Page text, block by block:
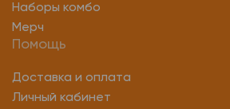
Наборы комбо
Мерч
Помощь
Доставка и оплата
Личный кабинет